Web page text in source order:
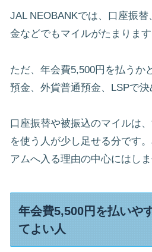
JAL NEOBANKでは、口座振
金などでもマイルがたまります
ただ、年会費5,500円を払うか
預金、外貨普通預金、LSPで決
口座振替や被振込のマイルは
を使う人が少し足せる分です
アムへ入る理由の中心にはしま
年会費5,500円を払いや
てよい人